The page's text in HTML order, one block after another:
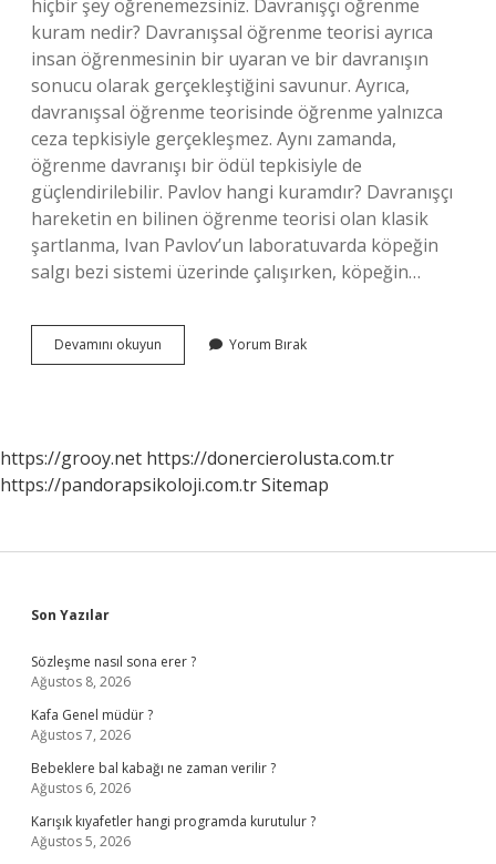
hiçbir şey öğrenemezsiniz. Davranışçı öğrenme
kuram nedir? Davranışsal öğrenme teorisi ayrıca
insan öğrenmesinin bir uyaran ve bir davranışın
sonucu olarak gerçekleştiğini savunur. Ayrıca,
davranışsal öğrenme teorisinde öğrenme yalnızca
ceza tepkisiyle gerçekleşmez. Aynı zamanda,
öğrenme davranışı bir ödül tepkisiyle de
güçlendirilebilir. Pavlov hangi kuramdır? Davranışçı
hareketin en bilinen öğrenme teorisi olan klasik
şartlanma, Ivan Pavlov’un laboratuvarda köpeğin
salgı bezi sistemi üzerinde çalışırken, köpeğin…
Devamını okuyun Öğrenmeyi
Öğrenmek
Yorum Bırak
https://grooy.net https://donercierolusta.com.tr
https://pandorapsikoloji.com.trSitemap
Sidebar
Son Yazılar
Sözleşme nasıl sona erer ?
Ağustos 8, 2026
Kafa Genel müdür ?
Ağustos 7, 2026
Bebeklere bal kabağı ne zaman verilir ?
Ağustos 6, 2026
Karışık kıyafetler hangi programda kurutulur ?
Ağustos 5, 2026